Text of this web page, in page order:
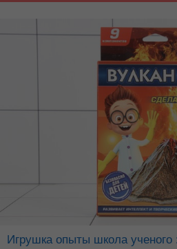
Игрушка опыты школа ученого